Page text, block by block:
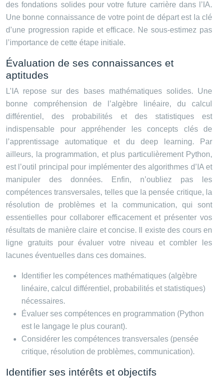
des fondations solides pour votre future carrière dans l’IA.
Une bonne connaissance de votre point de départ est la clé
d’une progression rapide et efficace. Ne sous-estimez pas
l’importance de cette étape initiale.
Évaluation de ses connaissances et
aptitudes
L’IA repose sur des bases mathématiques solides. Une
bonne compréhension de l’algèbre linéaire, du calcul
différentiel, des probabilités et des statistiques est
indispensable pour appréhender les concepts clés de
l’apprentissage automatique et du deep learning. Par
ailleurs, la programmation, et plus particulièrement Python,
est l’outil principal pour implémenter des algorithmes d’IA et
manipuler des données. Enfin, n’oubliez pas les
compétences transversales, telles que la pensée critique, la
résolution de problèmes et la communication, qui sont
essentielles pour collaborer efficacement et présenter vos
résultats de manière claire et concise. Il existe des cours en
ligne gratuits pour évaluer votre niveau et combler les
lacunes éventuelles dans ces domaines.
Identifier les compétences mathématiques (algèbre
linéaire, calcul différentiel, probabilités et statistiques)
nécessaires.
Évaluer ses compétences en programmation (Python
est le langage le plus courant).
Considérer les compétences transversales (pensée
critique, résolution de problèmes, communication).
Identifier ses intérêts et objectifs